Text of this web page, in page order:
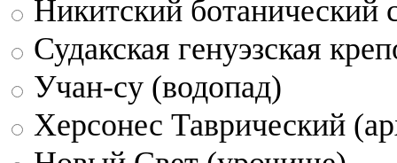
Никитский ботанический
Судакская генуэзская
Учан-су (водопад)
Херсонес Таврический